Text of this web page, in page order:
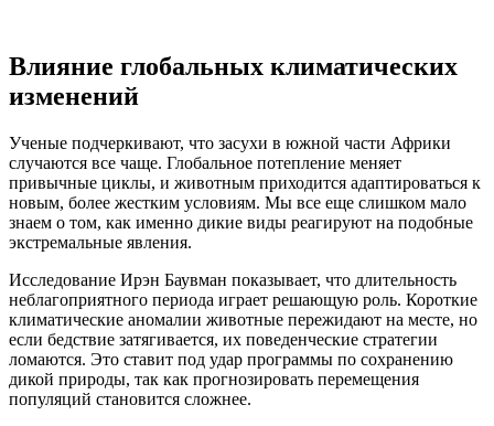
Влияние глобальных климатических
изменений
Ученые подчеркивают, что засухи в южной части Африки
случаются все чаще. Глобальное потепление меняет
привычные циклы, и животным приходится адаптироваться к
новым, более жестким условиям. Мы все еще слишком мало
знаем о том, как именно дикие виды реагируют на подобные
экстремальные явления.
Исследование Ирэн Баувман показывает, что длительность
неблагоприятного периода играет решающую роль. Короткие
климатические аномалии животные пережидают на месте, но
если бедствие затягивается, их поведенческие стратегии
ломаются. Это ставит под удар программы по сохранению
дикой природы, так как прогнозировать перемещения
популяций становится сложнее.